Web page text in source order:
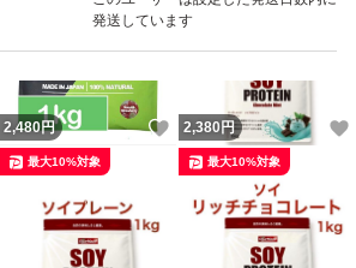
発送しています
いいね！
2,480円 いいね！
2,380 円
最大10%対象 最大10%対象